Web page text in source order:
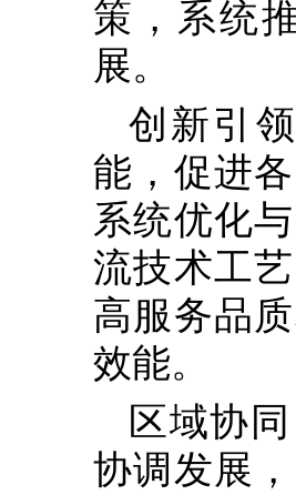
策，系统
展。
创新引
能，促进
系统优化
流技术工
高服务品
效能。
区域协
协调发展